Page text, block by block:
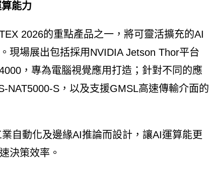
能力
2026的重點產品之一，將可靈活擴充的AI
現場展出包括採用NVIDIA Jetson Thor平台
，專為電腦視覺應用打造；針對不同的應
NAT5000-S，以及支援GMSL高速傳輸介面的
自動化及邊緣AI推論而設計，讓AI運算能更
決策效率。